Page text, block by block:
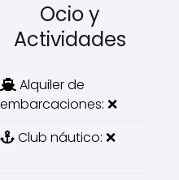
Ocio y
Actividades
Alquiler de
embarcaciones: ❌
Club náutico: ❌